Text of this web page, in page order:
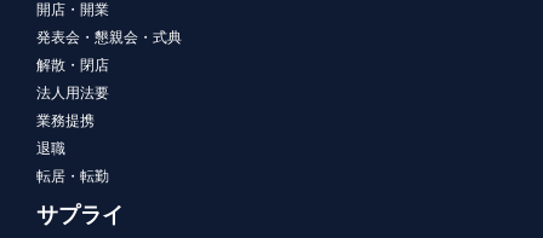
開店・開業
発表会・懇親会・式典
解散・閉店
法人用法要
業務提携
退職
転居・転勤
サプライ